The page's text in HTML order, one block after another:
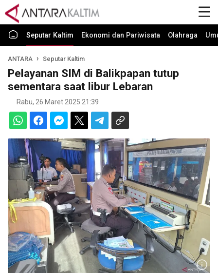
Seputar Kaltim Ekonomi dan Pariwisata Olahraga
ANTARA Seputar Kaltim
Pelayanan SIM di Balikpapan tutup
sementara saat libur Lebaran
Rabu, 26 Maret 2025 21:39